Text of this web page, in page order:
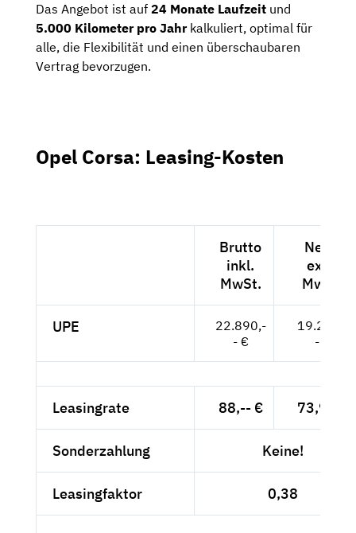
Das Angebot ist auf 24 Monate Laufzeit und
5.000 Kilometer pro Jahrkalkuliert, optimal für
alle, die Flexibilität und einen überschaubaren
Vertrag bevorzugen.
Opel Corsa: Leasing-Kosten
Brutto
inkl.
MwSt.
Netto
exkl.
MwSt.
UPE
22.890,-
- €
19.235,-
- €
Leasingrate 88,-- € 73,95 €
Sonderzahlung Keine!
Leasingfaktor 0,38